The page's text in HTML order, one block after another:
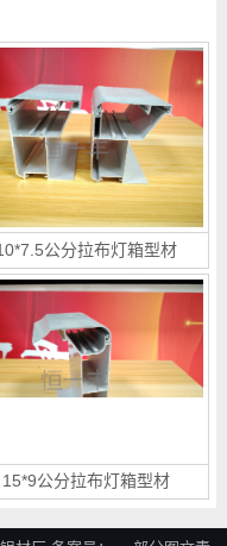
公分拉布灯箱型材
15*9公分拉布灯箱型材